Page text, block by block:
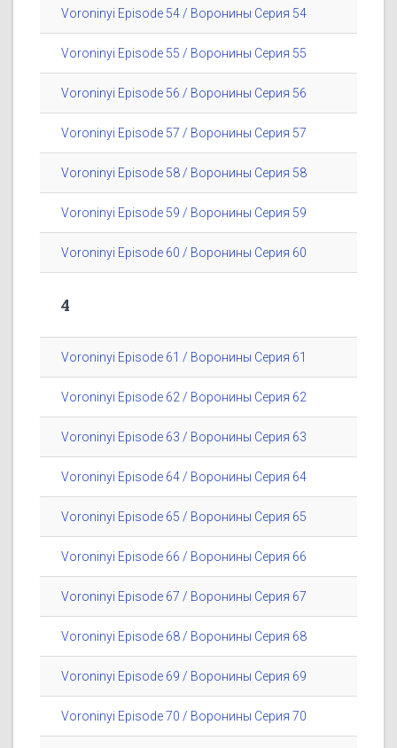
Voroninyi Episode 54 / Воронины Серия 54
Voroninyi Episode 55 / Воронины Серия 55
Voroninyi Episode 56 / Воронины Серия 56
Voroninyi Episode 57 / Воронины Серия 57
Voroninyi Episode 58 / Воронины Серия 58
Voroninyi Episode 59 / Воронины Серия 59
Voroninyi Episode 60 / Воронины Серия 60
4
Voroninyi Episode 61 / Воронины Серия 61
Voroninyi Episode 62 / Воронины Серия 62
Voroninyi Episode 63 / Воронины Серия 63
Voroninyi Episode 64 / Воронины Серия 64
Voroninyi Episode 65 / Воронины Серия 65
Voroninyi Episode 66 / Воронины Серия 66
Voroninyi Episode 67 / Воронины Серия 67
Voroninyi Episode 68 / Воронины Серия 68
Voroninyi Episode 69 / Воронины Серия 69
Voroninyi Episode 70 / Воронины Серия 70